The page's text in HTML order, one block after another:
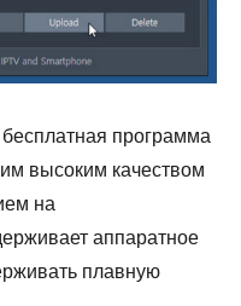
программа
высоким качеством
на
аппаратное
плавную